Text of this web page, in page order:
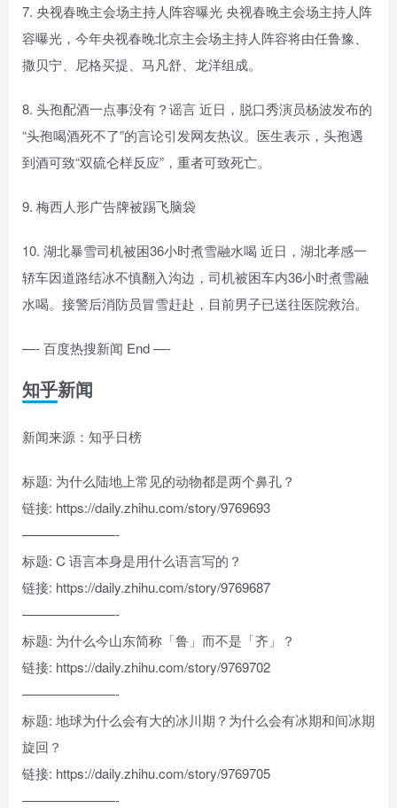
7. 央视春晚主会场主持人阵容曝光 央视春晚主会场主持人阵
容曝光，今年央视春晚北京主会场主持人阵容将由任鲁豫、
撒贝宁、尼格买提、马凡舒、龙洋组成。
8. 头孢配酒一点事没有？谣言 近日，脱口秀演员杨波发布的
“头孢喝酒死不了”的言论引发网友热议。医生表示，头孢遇
到酒可致“双硫仑样反应”，重者可致死亡。
9. 梅西人形广告牌被踢飞脑袋
10. 湖北暴雪司机被困36小时煮雪融水喝 近日，湖北孝感一
轿车因道路结冰不慎翻入沟边，司机被困车内36小时煮雪融
水喝。接警后消防员冒雪赶赴，目前男子已送往医院救治。
—- 百度热搜新闻 End —-
知乎新闻
新闻来源：知乎日榜
标题: 为什么陆地上常见的动物都是两个鼻孔？
链接: https://daily.zhihu.com/story/9769693
———————-
标题: C 语言本身是用什么语言写的？
链接: https://daily.zhihu.com/story/9769687
———————-
标题: 为什么今山东简称「鲁」而不是「齐」？
链接: https://daily.zhihu.com/story/9769702
———————-
标题: 地球为什么会有大的冰川期？为什么会有冰期和间冰期
旋回？
链接: https://daily.zhihu.com/story/9769705
———————-